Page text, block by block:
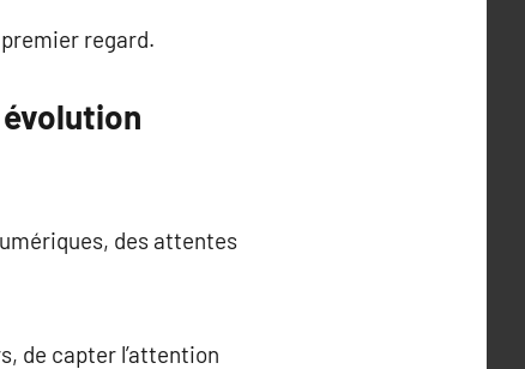
regard.
des attentes
de capter l’attention